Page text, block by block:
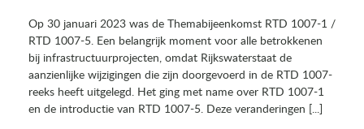
Op 30 januari 2023 was de Themabijeenkomst RTD 1007-1 /
RTD 1007-5. Een belangrijk moment voor alle betrokkenen
bij infrastructuurprojecten, omdat Rijkswaterstaat de
aanzienlijke wijzigingen die zijn doorgevoerd in de RTD 1007-
reeks heeft uitgelegd. Het ging met name over RTD 1007-1
en de introductie van RTD 1007-5. Deze veranderingen [...]